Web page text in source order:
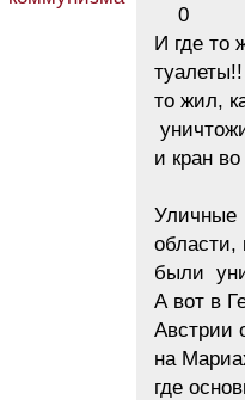
0
И где то
то жил,
и кран
Уличные
области,
были
А вот в
Австрии
на
где